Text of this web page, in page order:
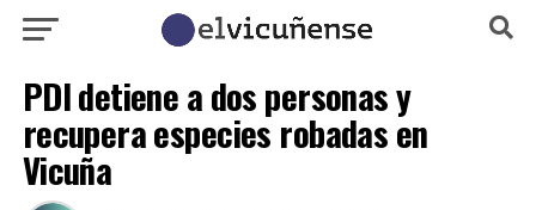
PDI detiene a dos personas y
recupera especies robadas en
Vicuña